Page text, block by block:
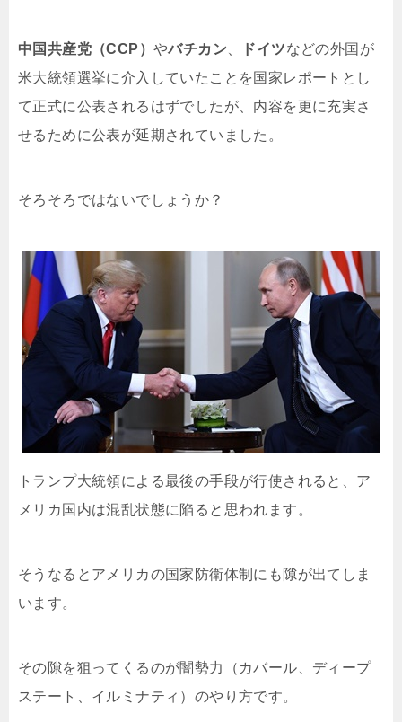
中国共産党（CCP） やバチカン ドイツなどの外国が
米大統領選挙に介入していたことを国家レポートとし
て正式に公表されるはずでしたが、内容を更に充実さ
せるために公表が延期されていました。
そろそろではないでしょうか？
トランプ大統領による最後の手段が行使されると、ア
メリカ国内は混乱状態に陥ると思われます。
そうなるとアメリカの国家防衛体制にも隙が出てしま
います。
その隙を狙ってくるのが闇勢力（カバール、ディープ
ステート、イルミナティ）のやり方です。